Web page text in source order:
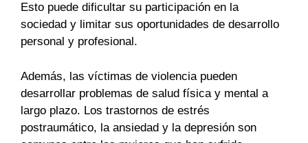
Esto puede dificultar su participación en la
sociedad y limitar sus oportunidades de desarrollo
personal y profesional.
Además, las víctimas de violencia pueden
desarrollar problemas de salud física y mental a
largo plazo. Los trastornos de estrés
postraumático, la ansiedad y la depresión son